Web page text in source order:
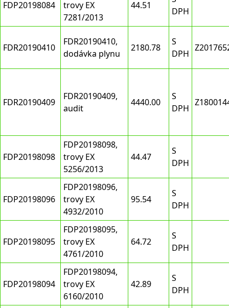
FDP20198084
trovy EX
7281/2013
44.51
DPH
FDR20190410
FDR20190410,
dodávka plynu
2180.78
S
DPH
FDR20190409
FDR20190409,
audit
4440.00
S
DPH
FDP20198098
FDP20198098,
trovy EX
5256/2013
44.47
S
DPH
FDP20198096
FDP20198096,
trovy EX
4932/2010
95.54
S
DPH
FDP20198095
FDP20198095,
trovy EX
4761/2010
64.72
S
DPH
FDP20198094
FDP20198094,
trovy EX
6160/2010
42.89
S
DPH